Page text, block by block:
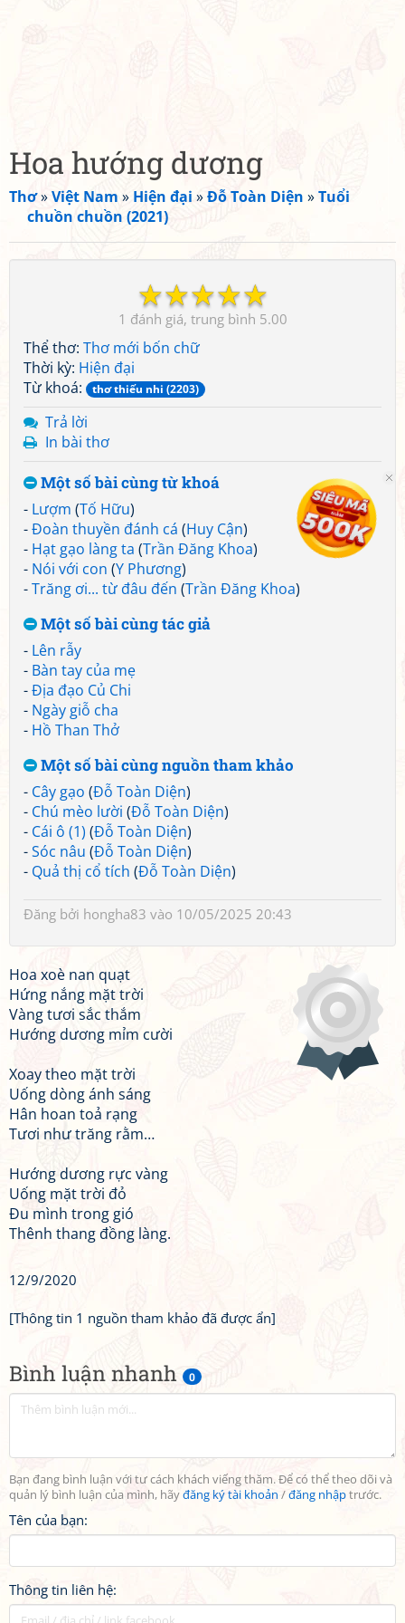
Bình luận nhanh 0
Bạn đang bình luận với tư cách khách viếng thăm. Để có thể theo dõi và
quản lý bình luận của mình, hãyđăng ký tài khoản /đăng nhậptrước.
Tên của bạn:
Thông tin liên hệ:
Hoa hướng dương
Thơ»Việt Nam » Hiện đại »Đỗ Toàn Diện »Tuổi
chuồn chuồn (2021)
☆
☆
☆
☆
☆
1 5.00
Thể thơ: Thơ mới bốn chữ
Thời kỳ: Hiện đại
Từ khoá:
thơ thiếu nhi (2203)
Trả lời
In bài thơ
Một số bài cùng từ khoá
- Lượm (Tố Hữu)
-Đoàn thuyền đánh cá (Huy Cận)
- Hạt gạo làng ta (Trần Đăng Khoa)
- Nói với con (Y Phương)
-Trăng ơi... từ đâu đến (Trần Đăng Khoa)
Một số bài cùng tác giả
- Lên rẫy
- Bàn tay của mẹ
-Địa đạo Củ Chi
- Ngày giỗ cha
- Hồ Than Thở
Một số bài cùng nguồn tham khảo
- Cây gạo (Đỗ Toàn Diện)
- Chú mèo lười (Đỗ Toàn Diện)
- Cái ô (1) (Đỗ Toàn Diện)
-Sóc nâu (Đỗ Toàn Diện)
- Quả thị cổ tích (Đỗ Toàn Diện)
Đăng bởi hongha83 vào 10/05/2025 20:43
Hoa xoè nan quạt
Hứng nắng mặt trời
Vàng tươi sắc thắm
Hướng dương mỉm cười
Xoay theo mặt trời
Uống dòng ánh sáng
Hân hoan toả rạng
Tươi như trăng rằm…
Hướng dương rực vàng
Uống mặt trời đỏ
Đu mình trong gió
Thênh thang đồng làng.
12/9/2020
[Thông tin 1 nguồn tham khảo đã được ẩn]